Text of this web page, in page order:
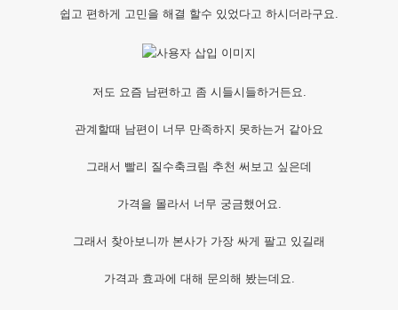
쉽고 편하게 고민을 해결 할수 있었다고 하시더라구요.
저도 요즘 남편하고 좀 시들시들하거든요.
관계할때 남편이 너무 만족하지 못하는거 같아요
그래서 빨리 질수축크림 추천 써보고 싶은데
가격을 몰라서 너무 궁금했어요.
그래서 찾아보니까 본사가 가장 싸게 팔고 있길래
가격과 효과에 대해 문의해 봤는데요.